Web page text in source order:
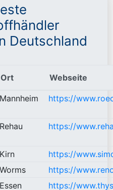
Deutschland
Ort Webseite
Mannheim https://
Rehau https://
Kirn
https://
Worms
https://
Essen
https://